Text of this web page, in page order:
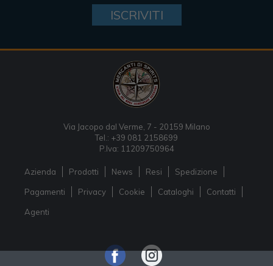
ISCRIVITI
Via Jacopo dal Verme, 7 - 20159 Milano
Tel.: +39 081 2158699
P.Iva: 11209750964
Azienda Prodotti News Resi Spedizione
Pagamenti Privacy Cookie Cataloghi Contatti
Agenti